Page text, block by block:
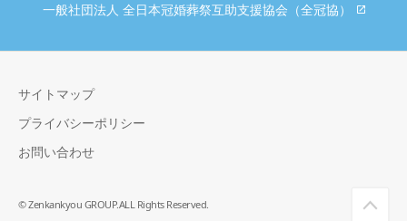
一般社団法人 全日本冠婚葬祭互助支援協会（全冠協）
サイトマップ
プライバシーポリシー
お問い合わせ
© Zenkankyou GROUP.ALL Rights Reserved.